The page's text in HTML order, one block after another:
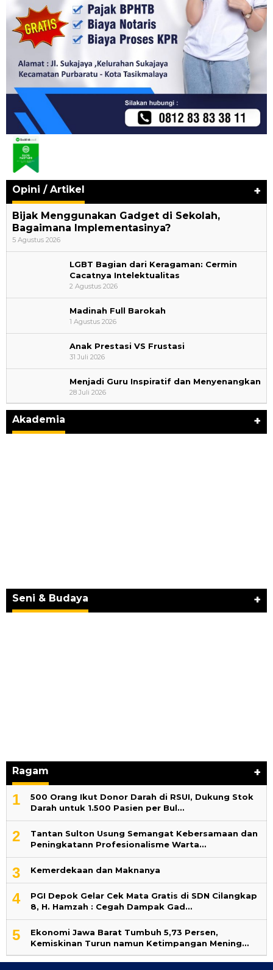
Opini / Artikel +
Bijak Menggunakan Gadget di Sekolah,
Bagaimana Implementasinya?
5 Agustus 2026
LGBT Bagian dari Keragaman: Cermin
Cacatnya Intelektualitas
2 Agustus 2026
Madinah Full Barokah
1 Agustus 2026
Anak Prestasi VS Frustasi
31 Juli 2026
Menjadi Guru Inspiratif dan Menyenangkan
28 Juli 2026
Akademia +
AYIMUN 2026 Depok Resmi Dibuka, Chandra: Ini
Ruang Lahirkan Pemimpin Masa Depan
Di Akademia |
Seni & Budaya +
BERKARYA UNTUK PE…
Ragam +
1
500 Orang Ikut Donor Darah di RSUI, Dukung Stok
Darah untuk 1.500 Pasien per Bul…
2
‎Tantan Sulton Usung Semangat Kebersamaan dan
Peningkatann Profesionalisme Warta…
3 Kemerdekaan dan Maknanya
4
PGI Depok Gelar Cek Mata Gratis di SDN Cilangkap
8, H. Hamzah : Cegah Dampak Gad…
5
Ekonomi Jawa Barat Tumbuh 5,73 Persen,
Kemiskinan Turun namun Ketimpangan Mening…